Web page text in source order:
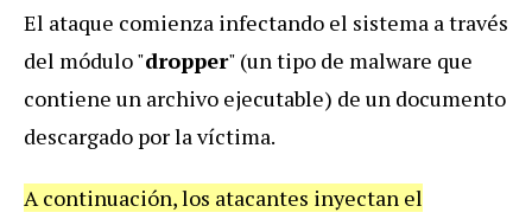
El ataque comienza infectando el sistema a través
del módulo "dropper" (un tipo de malware que
contiene un archivo ejecutable) de un documento
descargado por la víctima.
A continuación, los atacantes inyectan el